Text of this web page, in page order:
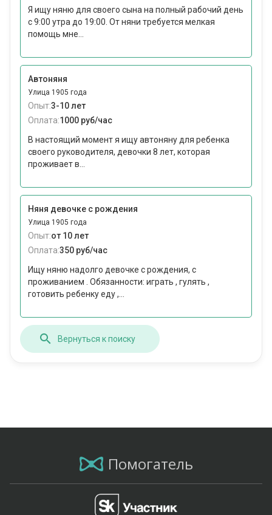
Я ищу няню для своего сына на полный рабочий день
с 9:00 утра до 19:00. От няни требуется мелкая
помощь мне...
Автоняня
Улица 1905 года
Опыт:3-10 лет
Оплата:1000 руб/час
В настоящий момент я ищу автоняну для ребенка
своего руководителя, девочки 8 лет, которая
проживает в...
Няня девочке с рождения
Улица 1905 года
Опыт:от 10 лет
Оплата:350 руб/час
Ищу няню надолго девочке с рождения, с
проживанием . Обязанности: играть , гулять ,
готовить ребенку еду ,...
Вернуться к поиску
Помогатель